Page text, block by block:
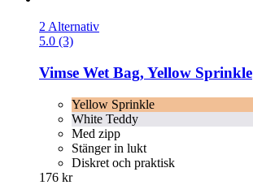
2 Alternativ
5.0 (3)
Vimse Wet Bag, Yellow Sprinkle
Yellow Sprinkle
White Teddy
Med zipp
Stänger in lukt
Diskret och praktisk
176 kr